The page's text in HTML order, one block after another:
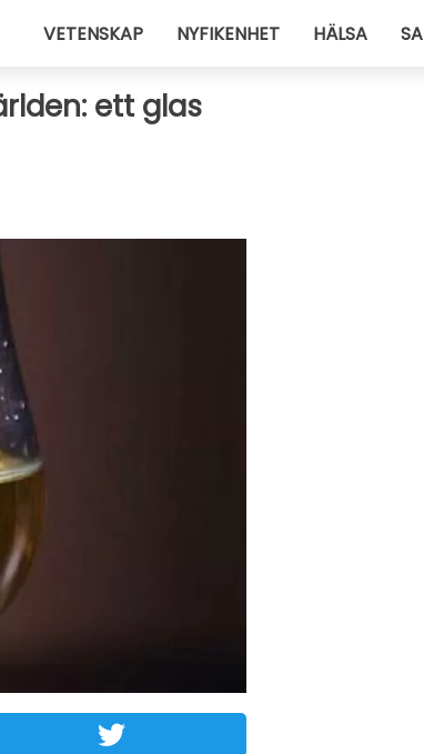
VETENSKAP NYFIKENHET HÄLSA
ett glas